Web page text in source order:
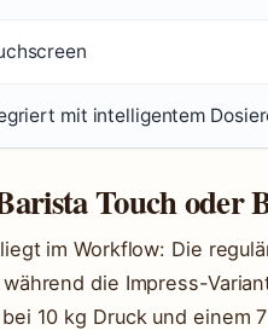
mit intelligentem
Touch oder
im Workflow: Die
die Impress-
10 kg Druck und einem